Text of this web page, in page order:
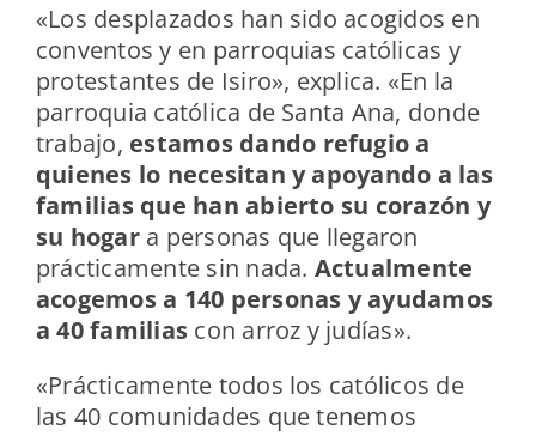
«Los desplazados han sido acogidos en
conventos y en parroquias católicas y
protestantes de Isiro», explica. «En la
parroquia católica de Santa Ana, donde
trabajo, estamos dando refugio a
quienes lo necesitan y apoyando a las
familias que han abierto su corazón y
su hogara personas que llegaron
prácticamente sin nada. Actualmente
acogemos a 140 personas y ayudamos
a 40 familias con arroz y judías».
«Prácticamente todos los católicos de
las 40 comunidades que tenemos